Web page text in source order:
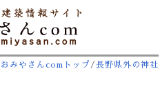
おみやさんcomトップ /長野県外の神社